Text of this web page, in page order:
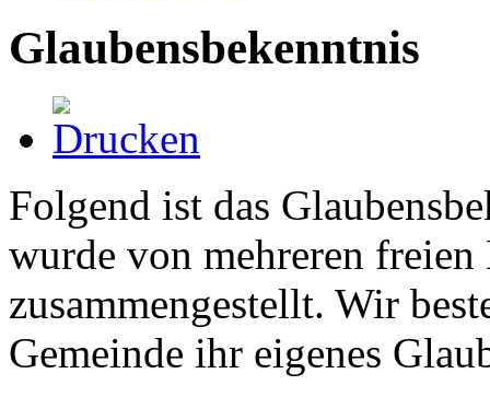
Glaubensbekenntnis
Folgend ist das
wurde von mehreren
zusammengestellt. Wir
Gemeinde ihr eigenes